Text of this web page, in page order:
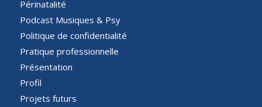
Périnatalité
Podcast Musiques & Psy
Politique de confidentialité
Pratique professionnelle
Présentation
Profil
Projets futurs